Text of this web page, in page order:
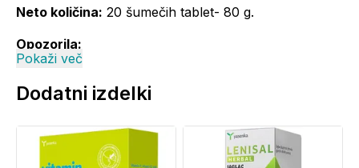
Neto količina: 20 šumečih tablet- 80 g.
Opozorila:
Shranjevati nedosegljivo otrokom. Priporočene
dnevne količine oziroma odmerka se ne sme
prekoračiti. Prehransko dopolnilo ni nadomestilo za
Uravnotežena in raznovrstna prehrana in zdrav
način življenja so pomembni za zdravje.
Pokaži več
Dodatni izdelki